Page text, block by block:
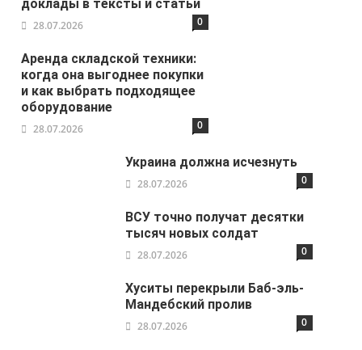
доклады в тексты и статьи
28.07.2026 0
Аренда складской техники:
когда она выгоднее покупки
и как выбрать подходящее
оборудование
28.07.2026 0
Украина должна исчезнуть
28.07.2026 0
ВСУ точно получат десятки
тысяч новых солдат
28.07.2026 0
Хуситы перекрыли Баб-эль-
Мандебский пролив
28.07.2026 0